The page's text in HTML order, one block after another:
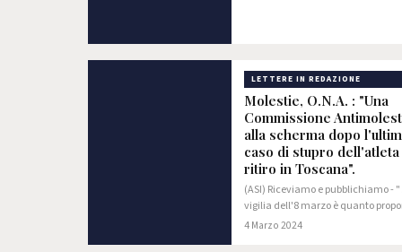
LETTERE IN REDAZIONE
Molestie, O.N.A. : "Una
Commissione
alla scherma dopo
caso di stupro
ritiro in Toscana".
(ASI) Riceviamo e pubblichiamo -
vigilia dell'8 marzo è quanto
l'Osservatorio Nazionale
4 Marzo 2024